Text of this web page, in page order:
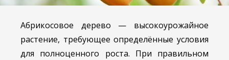
Абрикосовое дерево — высокоурожайное
растение, требующее определённые условия
для полноценного роста. При правильном